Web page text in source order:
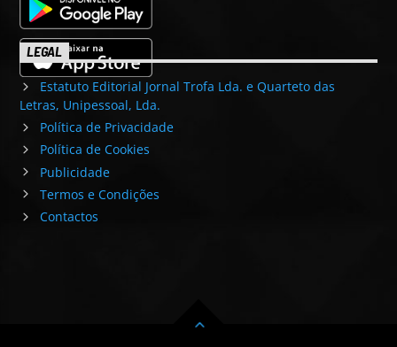
LEGAL
Estatuto Editorial Jornal Trofa Lda. e Quarteto das
Letras, Unipessoal, Lda.
Política de Privacidade
Política de Cookies
Publicidade
Termos e Condições
Contactos